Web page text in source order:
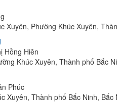
Phường Khúc Xuyên,
Hồng Hiên
Khúc Xuyên, Thành phố Bắc
Phúc
Xuyên, Thành phố Bắc Ninh, Bắc